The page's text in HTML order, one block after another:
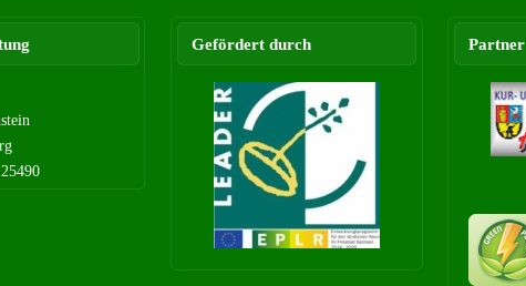
Gefördert durch Partner